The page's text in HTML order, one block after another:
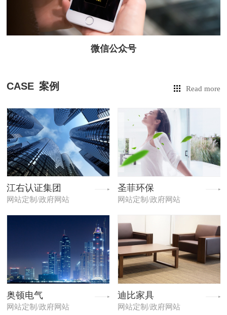
微信公众号
CASE 案例 Read more
江右认证集团
网站定制/政府网站
圣菲环保
网站定制/政府网站
奥顿电气
网站定制/政府网站
迪比家具
网站定制/政府网站